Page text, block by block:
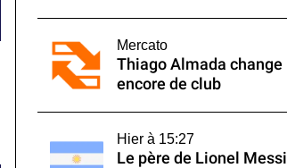
Mercato
Thiago Almada change
encore de club
Hier à 15:27
Le père de Lionel Messi